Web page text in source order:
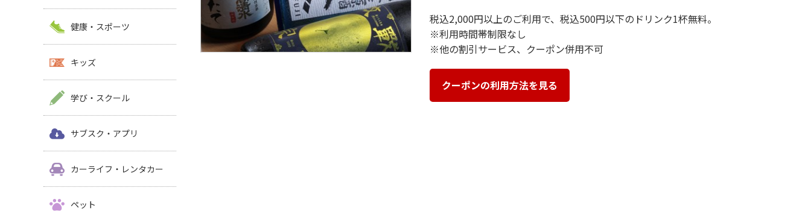
健康・スポーツ
キッズ
学び・スクール
サブスク・アプリ
カーライフ・レンタカー
ペット
税込2,000円以上のご利用で、税込500円以下のドリンク1杯無料。
※利用時間帯制限なし
※他の割引サービス、クーポン併用不可
クーポンの利用方法を見る